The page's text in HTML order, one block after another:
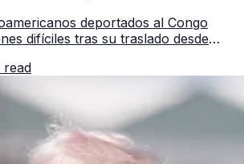
deportados al Congo
difíciles tras su traslado desde
a África.
read